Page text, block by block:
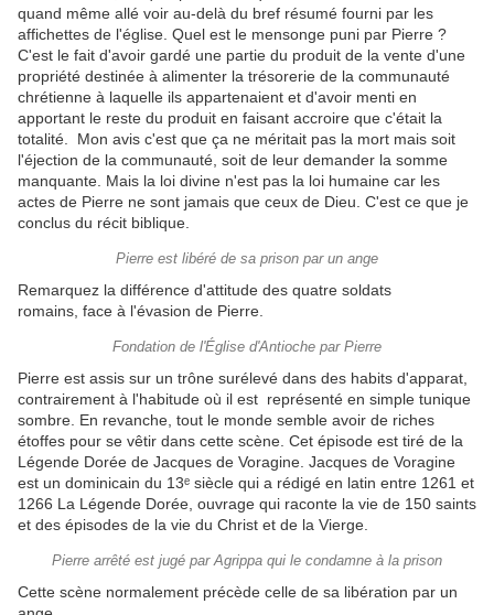
quand même allé voir au-delà du bref résumé fourni par les
affichettes de l'église. Quel est le mensonge puni par Pierre ?
C'est le fait d'avoir gardé une partie du produit de la vente d'une
propriété destinée à alimenter la trésorerie de la communauté
chrétienne à laquelle ils appartenaient et d'avoir menti en
apportant le reste du produit en faisant accroire que c'était la
totalité. Mon avis c'est que ça ne méritait pas la mort mais soit
l'éjection de la communauté, soit de leur demander la somme
manquante. Mais la loi divine n'est pas la loi humaine car les
actes de Pierre ne sont jamais que ceux de Dieu. C'est ce que je
conclus du récit biblique.
Pierre est libéré de sa prison par un ange
Remarquez la différence d'attitude des quatre soldats
romains, face à l'évasion de Pierre.
Fondation de l'Église d'Antioche par Pierre
Pierre est assis sur un trône surélevé dans des habits d'apparat,
contrairement à l'habitude où il est représenté en simple tunique
sombre. En revanche, tout le monde semble avoir de riches
étoffes pour se vêtir dans cette scène. Cet épisode est tiré de la
Légende Dorée de Jacques de Voragine. Jacques de Voragine
est un dominicain du 13ᵉ siècle qui a rédigé en latin entre 1261 et
1266 La Légende Dorée, ouvrage qui raconte la vie de 150 saints
et des épisodes de la vie du Christ et de la Vierge.
Pierre arrêté est jugé par Agrippa qui le condamne à la prison
Cette scène normalement précède celle de sa libération par un